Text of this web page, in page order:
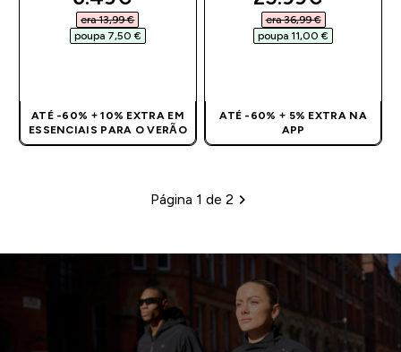
era 13,99 €‎
poupa 7,50 €‎
ATÉ -60% + 10% EXTRA EM
ESSENCIAIS PARA O VERÃO
era 36,99 €‎
poupa 11,00 €‎
ATÉ -60% + 5% EXTRA NA
APP
Paginação
Página 1 de 2